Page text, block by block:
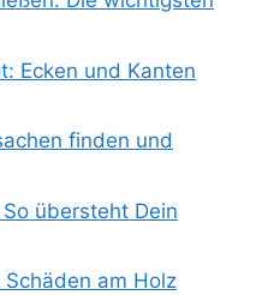
Ecken und Kanten
finden und
übersteht Dein
am Holz